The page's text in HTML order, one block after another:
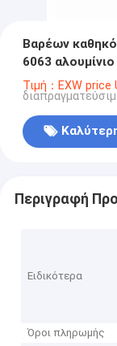
Βαρέων
6063
Τιμή：EXW
Περιγραφή
Ειδικότερα
Όροι πληρωμής